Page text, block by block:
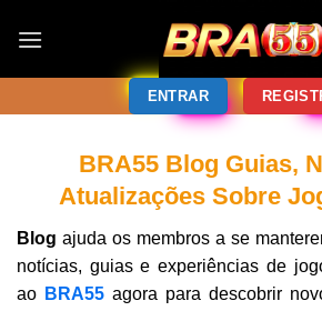
ENTRAR
BRA55 Blog Guias,
Atualizações Sobre
Blog ajuda os membros a se
notícias, guias e experiências de
ao BRA55 agora para descobrir